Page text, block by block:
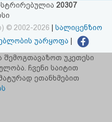
20307
© 2002-2026
სალიცენზიო
უარყოფა
TOP.GE
ვერსია ბმულზე
და ინტერნეტთან კავშირს
შემოგთავაზოთ უკეთესი
ჩვენი საიტით
ეთანხმებით